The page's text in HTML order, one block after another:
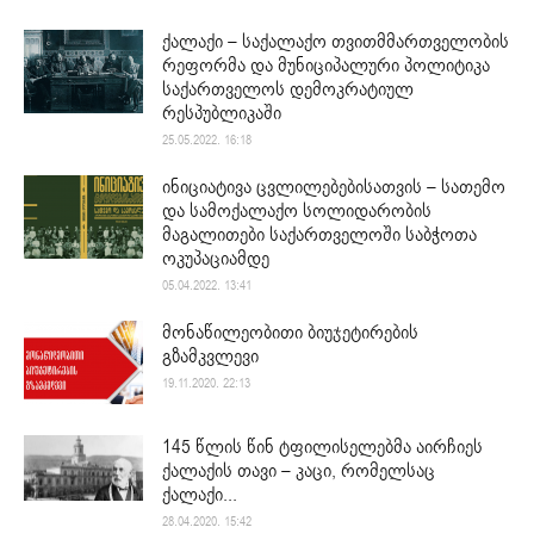
ქალაქი – საქალაქო თვითმმართველობის
რეფორმა და მუნიციპალური პოლიტიკა
საქართველოს დემოკრატიულ
რესპუბლიკაში
25.05.2022. 16:18
ინიციატივა ცვლილებებისათვის – სათემო
და სამოქალაქო სოლიდარობის
მაგალითები საქართველოში საბჭოთა
ოკუპაციამდე
05.04.2022. 13:41
მონაწილეობითი ბიუჯეტირების
გზამკვლევი
19.11.2020. 22:13
145 წლის წინ ტფილისელებმა აირჩიეს
ქალაქის თავი – კაცი, რომელსაც
ქალაქი...
28.04.2020. 15:42